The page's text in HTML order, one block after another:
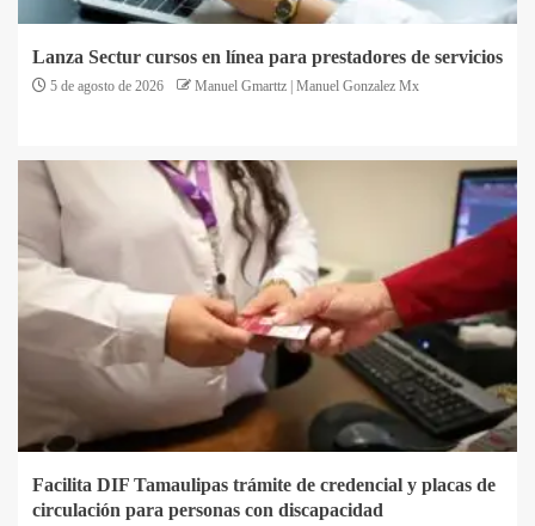
Lanza Sectur cursos en línea para prestadores de servicios
5 de agosto de 2026 Manuel Gmarttz | Manuel Gonzalez Mx
Facilita DIF Tamaulipas trámite de credencial y placas de
circulación para personas con discapacidad